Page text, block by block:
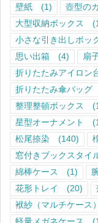
壁紙
(1) 壺型の
大型収納ボックス
小さな引き出しボッ
思い出箱
(4) 扇
折りたたみアイロン
折りたたみ傘バッグ
整理整頓ボックス
星型オーナメント
松尾捺染
(140)
窓付きブックスタイ
綿棒ケース
(1)
花形トレイ
(20)
袱紗（マルチケース）